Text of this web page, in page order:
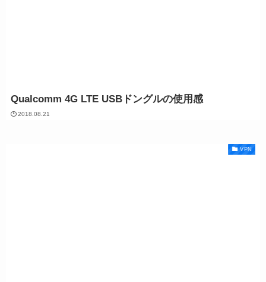
Qualcomm 4G LTE USBドングルの使用感
2018.08.21
VPN